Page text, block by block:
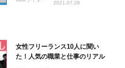
2021.07.28
女性フリーランス10人に聞い
た！人気の職業と仕事のリアル